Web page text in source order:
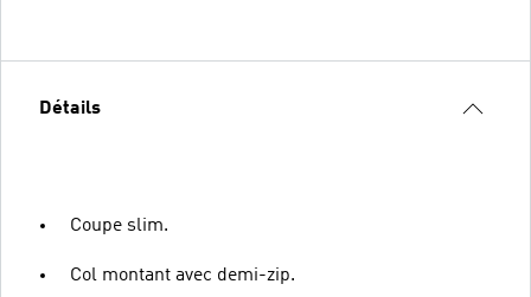
Détails
Coupe slim.
Col montant avec demi-zip.